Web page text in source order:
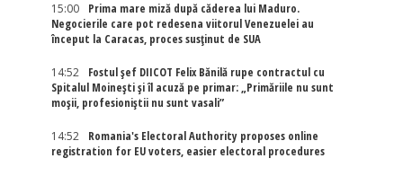
15:00
Prima mare miză după căderea lui Maduro.
Negocierile care pot redesena viitorul Venezuelei au
început la Caracas, proces susținut de SUA
14:52
Fostul șef DIICOT Felix Bănilă rupe contractul cu
Spitalul Moinești și îl acuză pe primar: „Primăriile nu sunt
moșii, profesioniștii nu sunt vasali”
14:52
Romania's Electoral Authority proposes online
registration for EU voters, easier electoral procedures